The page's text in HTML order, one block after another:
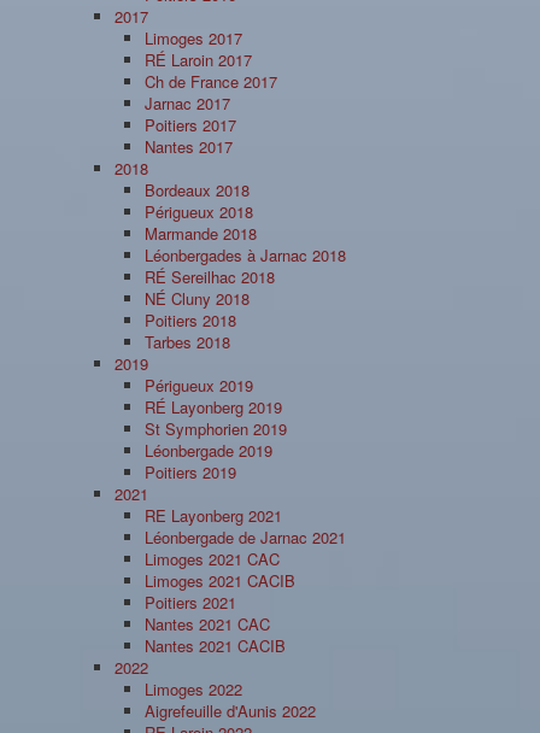
2017
Limoges 2017
RÉ Laroin 2017
Ch de France 2017
Jarnac 2017
Poitiers 2017
Nantes 2017
2018
Bordeaux 2018
Périgueux 2018
Marmande 2018
Léonbergades à Jarnac 2018
RÉ Sereilhac 2018
NÉ Cluny 2018
Poitiers 2018
Tarbes 2018
2019
Périgueux 2019
RÉ Layonberg 2019
St Symphorien 2019
Léonbergade 2019
Poitiers 2019
2021
RE Layonberg 2021
Léonbergade de Jarnac 2021
Limoges 2021 CAC
Limoges 2021 CACIB
Poitiers 2021
Nantes 2021 CAC
Nantes 2021 CACIB
2022
Limoges 2022
Aigrefeuille d'Aunis 2022